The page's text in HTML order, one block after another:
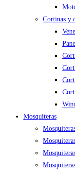
Cortinas y
Mosquiteras